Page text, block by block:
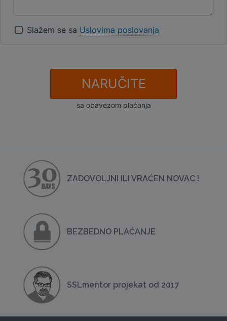
Slažem se sa Uslovima poslovanja
NARUČITE
sa obavezom plaćanja
ZADOVOLJNI ILI VRAĆEN NOVAC !
BEZBEDNO PLAĆANJE
SSLmentor projekat od 2017